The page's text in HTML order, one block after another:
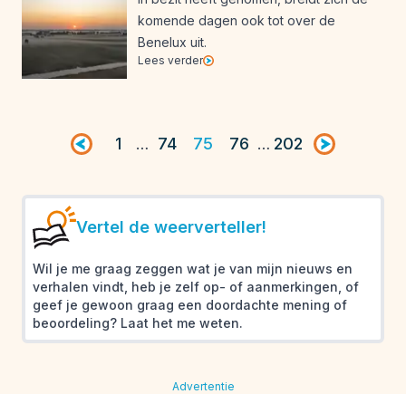
komende dagen ook tot over de
Benelux uit.
Lees verder
Vorige pagina
1 … 74 75 76 … 202 Volgende
Vertel de weerverteller!
Wil je me graag zeggen wat je van mijn nieuws en
verhalen vindt, heb je zelf op- of aanmerkingen, of
geef je gewoon graag een doordachte mening of
beoordeling? Laat het me weten.
Advertentie